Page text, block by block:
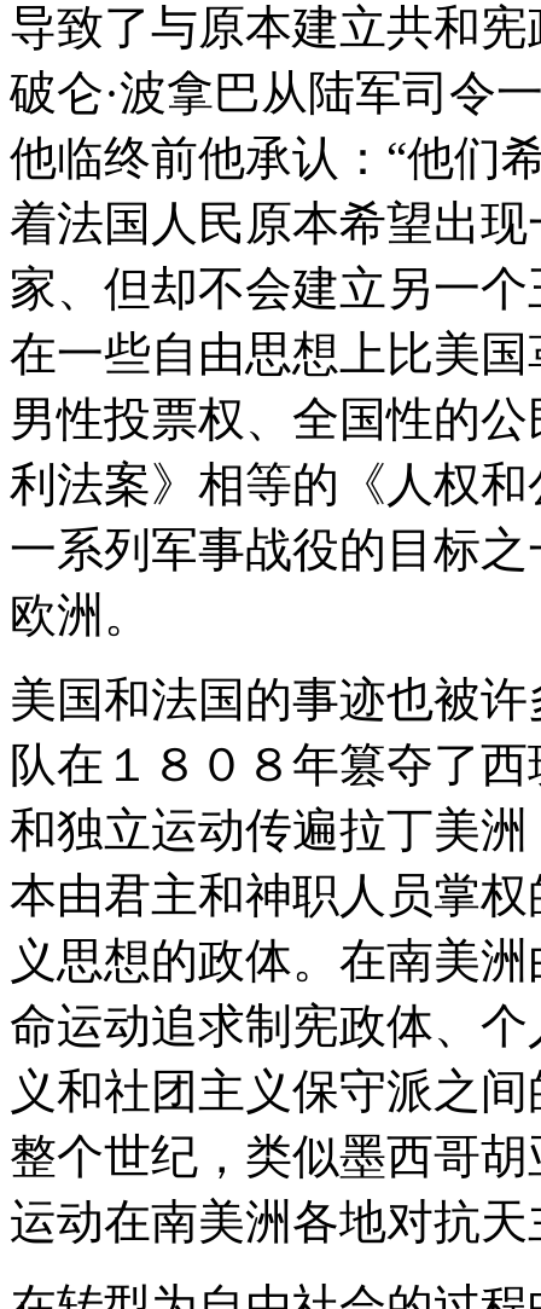
导致了与原本建立共和
破仑·波拿巴从陆军司令
他临终前他承认：“他们
着法国人民原本希望出
家、但却不会建立另一
在一些自由思想上比美
男性投票权、全国性的
利法案》相等的《人权
一系列军事战役的目标
欧洲。
美国和法国的事迹也被
队在１８０８年篡夺了
和独立运动传遍拉丁美
本由君主和神职人员掌
义思想的政体。在南美
命运动追求制宪政体、
义和社团主义保守派之
整个世纪，类似墨西哥
运动在南美洲各地对抗